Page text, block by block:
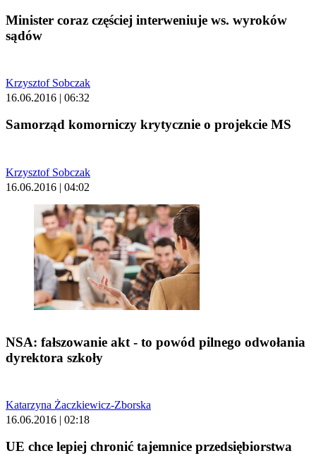
Minister coraz częściej interweniuje ws. wyroków
sądów
Krzysztof Sobczak
16.06.2016 | 06:32
Samorząd komorniczy krytycznie o projekcie MS
Krzysztof Sobczak
16.06.2016 | 04:02
NSA: fałszowanie akt - to powód pilnego odwołania
dyrektora szkoły
Katarzyna Żaczkiewicz-Zborska
16.06.2016 | 02:18
UE chce lepiej chronić tajemnice przedsiębiorstwa